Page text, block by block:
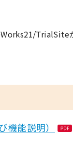
TrialSite
能説明）